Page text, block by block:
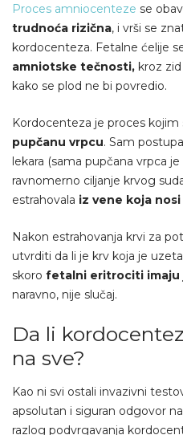
Proces amniocenteze se
trudnoća rizična, i vrši se
kordocenteza. Fetalne ćelije
amniotske tečnosti, kroz
kako se plod ne bi povredio.
Kordocenteza je proces kojim
pupčanu vrpcu. Sam
lekara (sama pupčana vrpca
ravnomerno ciljanje krvog
estrahovala iz vene koja
Nakon estrahovanja krvi za
utvrditi da li je krv koja je
skoro fetalni eritrociti imaju
naravno, nije slučaj.
Da li
na sve?
Kao ni svi ostali invazivni
apsolutan i siguran odgovor
razlog podvrgavanja